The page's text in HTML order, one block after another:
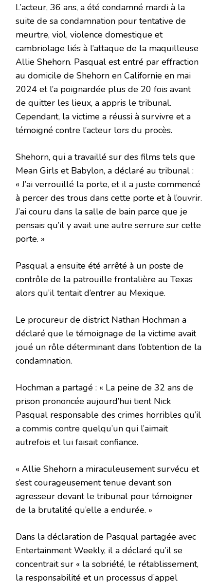
L’acteur, 36 ans, a été condamné mardi à la
suite de sa condamnation pour tentative de
meurtre, viol, violence domestique et
cambriolage liés à l’attaque de la maquilleuse
Allie Shehorn. Pasqual est entré par effraction
au domicile de Shehorn en Californie en mai
2024 et l’a poignardée plus de 20 fois avant
de quitter les lieux, a appris le tribunal.
Cependant, la victime a réussi à survivre et a
témoigné contre l’acteur lors du procès.
Shehorn, qui a travaillé sur des films tels que
Mean Girls et Babylon, a déclaré au tribunal :
« J’ai verrouillé la porte, et il a juste commencé
à percer des trous dans cette porte et à l’ouvrir.
J’ai couru dans la salle de bain parce que je
pensais qu’il y avait une autre serrure sur cette
porte. »
Pasqual a ensuite été arrêté à un poste de
contrôle de la patrouille frontalière au Texas
alors qu’il tentait d’entrer au Mexique.
Le procureur de district Nathan Hochman a
déclaré que le témoignage de la victime avait
joué un rôle déterminant dans l’obtention de la
condamnation.
Hochman a partagé : « La peine de 32 ans de
prison prononcée aujourd’hui tient Nick
Pasqual responsable des crimes horribles qu’il
a commis contre quelqu’un qui l’aimait
autrefois et lui faisait confiance.
« Allie Shehorn a miraculeusement survécu et
s’est courageusement tenue devant son
agresseur devant le tribunal pour témoigner
de la brutalité qu’elle a endurée. »
Dans la déclaration de Pasqual partagée avec
Entertainment Weekly, il a déclaré qu’il se
concentrait sur « la sobriété, le rétablissement,
la responsabilité et un processus d’appel